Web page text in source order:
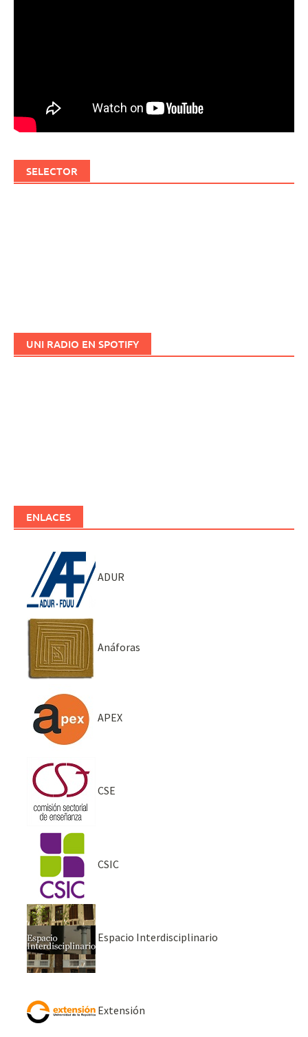
SELECTOR
UNI RADIO EN SPOTIFY
ENLACES
ADUR
Anáforas
APEX
CSE
CSIC
Espacio Interdisciplinario
Extensión